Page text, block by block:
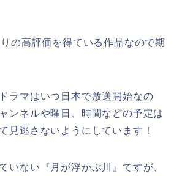
の高評価を得ている作品なので期
ラマはいつ日本で放送開始なの
ンネルや曜日、時間などの予定は
見逃さないようにしています！
いない『月が浮かぶ川』ですが、